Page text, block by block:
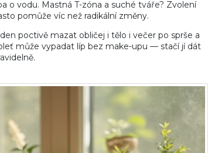
o vodu. Mastná T-zóna a suché tváře? Zvolení
pomůže víc než radikální změny.
poctivě mazat obličej i tělo i večer po sprše a
může vypadat líp bez make-upu — stačí jí dát